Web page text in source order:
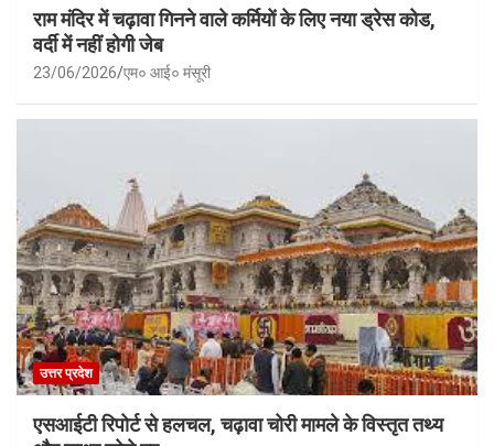
राम मंदिर में चढ़ावा गिनने वाले कर्मियों के लिए नया ड्रेस कोड,
वर्दी में नहीं होगी जेब
23/06/2026 एम० आई० मंसूरी
उत्तर प्रदेश
एसआईटी रिपोर्ट से हलचल, चढ़ावा चोरी मामले के विस्तृत तथ्य